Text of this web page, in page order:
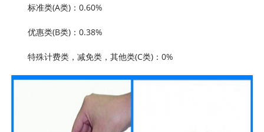
标准类(A类)：0.60%
优惠类(B类)：0.38%
特殊计费类，减免类，其他类(C类)：0%